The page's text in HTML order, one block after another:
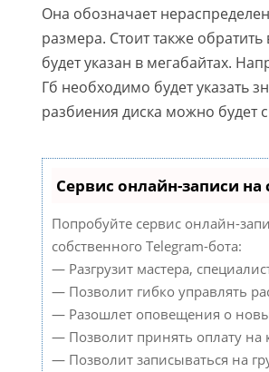
Она обозначает
размера. Стоит также
будет указан в мегабайтах.
Гб необходимо будет указать
разбиения диска можно будет
Сервис онлайн-записи
Попробуйте сервис онлайн-
собственного Telegram-бота:
— Разгрузит мастера,
— Позволит гибко управлять
— Разошлет оповещения о
— Позволит принять оплату на
— Позволит записываться на